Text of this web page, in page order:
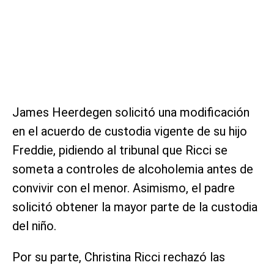
James Heerdegen solicitó una modificación
en el acuerdo de custodia vigente de su hijo
Freddie, pidiendo al tribunal que Ricci se
someta a controles de alcoholemia antes de
convivir con el menor. Asimismo, el padre
solicitó obtener la mayor parte de la custodia
del niño.
Por su parte, Christina Ricci rechazó las